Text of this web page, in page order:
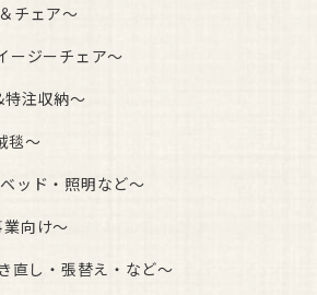
チェア～
ージーチェア～
注収納～
毯～
ッド・照明など～
向け～
直し・張替え・など～